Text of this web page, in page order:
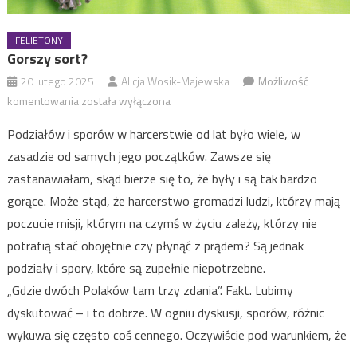
FELIETONY
Gorszy sort?
20 lutego 2025 Alicja Wosik-Majewska
Możliwość
komentowaniaGorszy
została wyłączona
Podziałów i sporów w harcerstwie od lat było wiele, w
zasadzie od samych jego początków. Zawsze się
zastanawiałam, skąd bierze się to, że były i są tak bardzo
gorące. Może stąd, że harcerstwo gromadzi ludzi, którzy mają
poczucie misji, którym na czymś w życiu zależy, którzy nie
potrafią stać obojętnie czy płynąć z prądem? Są jednak
podziały i spory, które są zupełnie niepotrzebne.
„Gdzie dwóch Polaków tam trzy zdania”. Fakt. Lubimy
dyskutować – i to dobrze. W ogniu dyskusji, sporów, różnic
wykuwa się często coś cennego. Oczywiście pod warunkiem, że